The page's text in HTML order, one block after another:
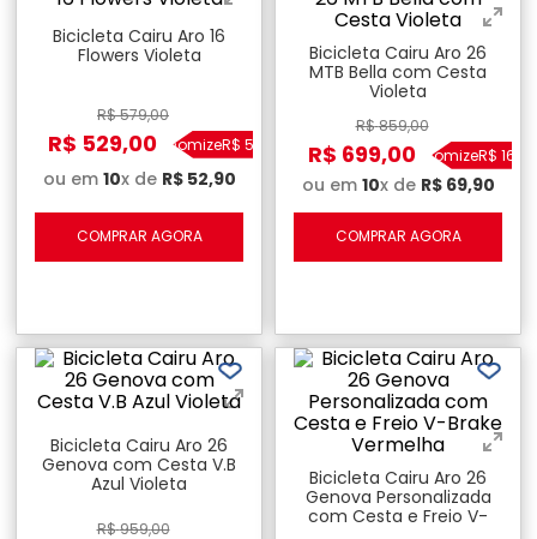
Bicicleta Cairu Aro 16
Flowers Violeta
R$579,00
R$ 529,00EconomizeR$ 50
ou em 10x de R$ 52,90
COMPRAR AGORA
Bicicleta Cairu Aro 26
MTB Bella com Cesta
Violeta
R$859,00
R$ 699,00
EconomizeR$ 160
ou em 10x de R$ 69,90
COMPRAR AGORA
Bicicleta Cairu Aro 26
Genova com Cesta V.B
Azul Violeta
R$959,00
Bicicleta Cairu Aro 26
Genova Personalizada
com Cesta e Freio V-